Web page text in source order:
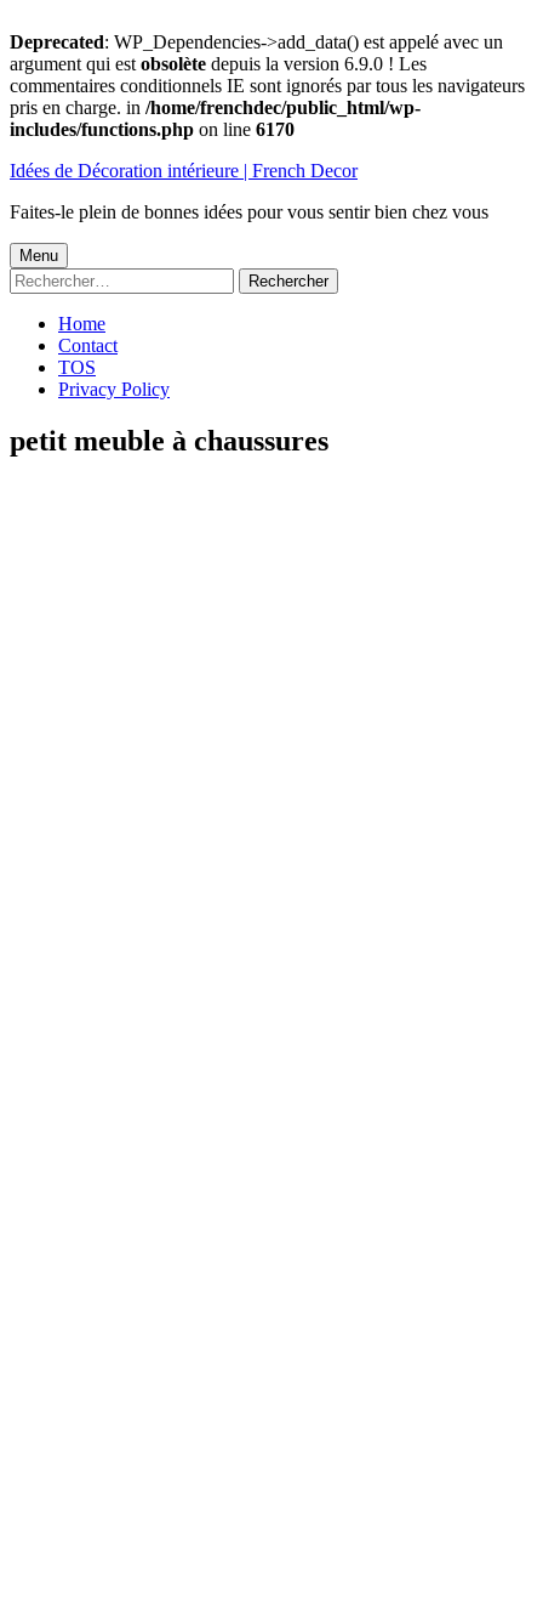
Deprecated: WP_Dependencies->add_data() est appelé avec un
argument qui est obsolète depuis la version 6.9.0 ! Les
commentaires conditionnels IE sont ignorés par tous les navigateurs
pris en charge. in /home/frenchdec/public_html/wp-
includes/functions.php on line 6170
au
Idées de Décoration intérieure | French Decor
Faites-le plein de bonnes idées pour vous sentir bien chez vous
Menu
principal
Menu
Rechercher :
Home
Contact
TOS
Privacy Policy
petit meuble à chaussures